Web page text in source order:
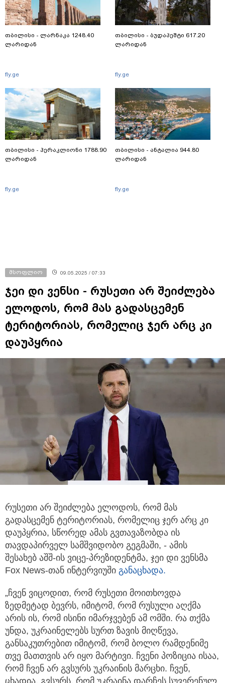
თბილისი - ლარნაკა 1248.40
ლარიდან
fly.ge
თბილისი - ჰერაკლიონი 1788.90
ლარიდან
fly.ge
თბილისი - ბუდაპეშტი 617.20
ლარიდან
fly.ge
თბილისი - ანტალია 944.80
ლარიდან
fly.ge
მსოფლიო 09.05.2025 / 07:33
ჯეი დი ვენსი - რუსეთი არ შეიძლება
ელოდოს, რომ მას გადასცემენ
ტერიტორიას, რომელიც ჯერ არც კი
დაუპყრია
რუსეთი არ შეიძლება ელოდოს, რომ მას
გადასცემენ ტერიტორიას, რომელიც ჯერ არც კი
დაუპყრია, სწორედ ამას გვთავაზობდა ის
თავდაპირველ სამშვიდობო გეგმაში, - ამის
შესახებ აშშ-ის ვიცე-პრეზიდენტმა, ჯეი დი ვენსმა
Fox News-თან ინტერვიუში განაცხადა.
„ჩვენ ვიცოდით, რომ რუსეთი მოითხოვდა
ზედმეტად ბევრს, იმიტომ, რომ რუსული აღქმა
არის ის, რომ ისინი იმარჯვებენ ამ ომში. რა თქმა
უნდა, უკრაინელებს სურთ ზავის მიღწევა,
განსაკუთრებით იმიტომ, რომ ბოლო რამდენიმე
თვე მათთვის არ იყო მარტივი. ჩვენი პოზიცია ისაა,
რომ ჩვენ არ გვსურს უკრაინის მარცხი. ჩვენ,
ცხადია, გვსურს, რომ უკრაინა დარჩეს სუვერენულ